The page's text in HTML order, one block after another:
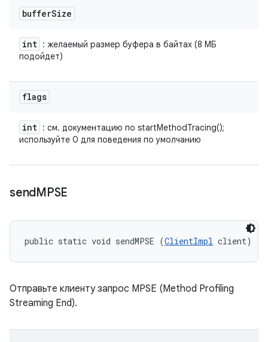
bufferSize
int : желаемый размер буфера в байтах (8 МБ
подойдет)
flags
int : см. документацию по startMethodTracing();
используйте 0 для поведения по умолчанию
sendMPSE
public static void sendMPSE (ClientImpl client)
Отправьте клиенту запрос MPSE (Method Profiling
Streaming End).